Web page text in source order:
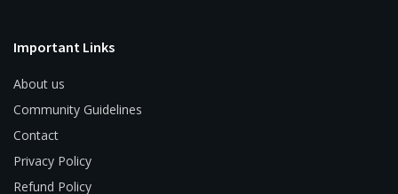
Important Links
About us
Community Guidelines
Contact
Privacy Policy
Refund Policy